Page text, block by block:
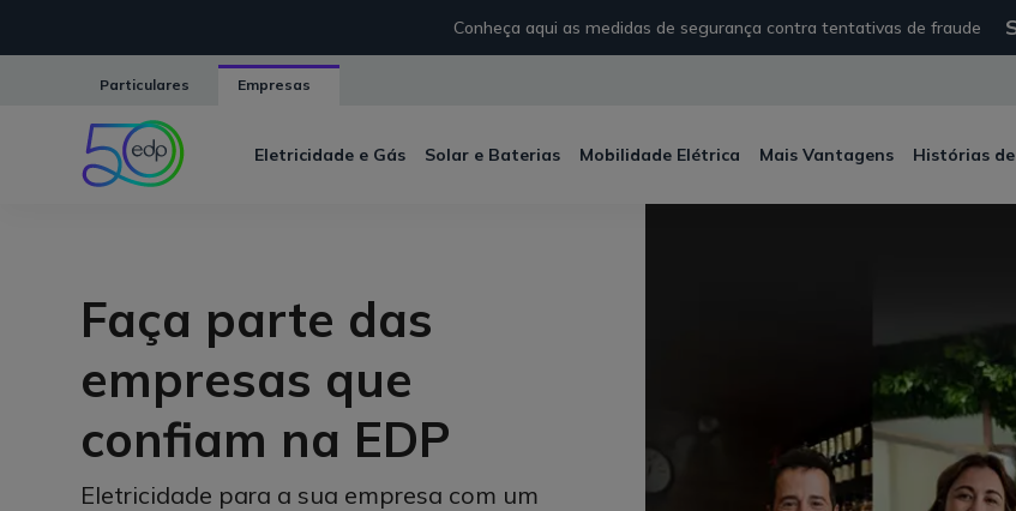
Conheça aqui as medidas de segurança contra tentativas de fraude
Particulares Empresas
Eletricidade e Gás Solar e Baterias Mobilidade Elétrica Mais Vantagens Histórias de
Faça parte das
empresas que
confiam na EDP
Eletricidade para a sua empresa com um